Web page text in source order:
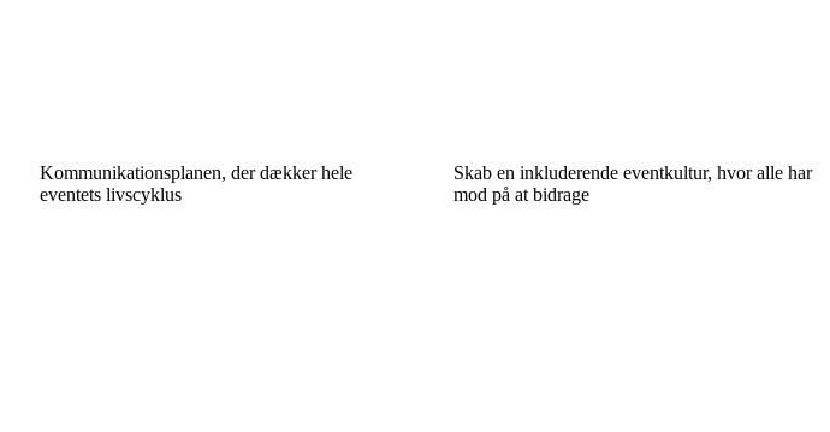
Kommunikationsplanen, der dækker hele
eventets livscyklus
Skab en inkluderende eventkultur, hvor alle har
mod på at bidrage